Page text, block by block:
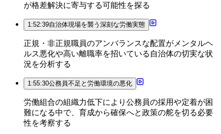
が格差解決に寄与する可能性を探る
1:52:39自治体現場を襲う深刻な労働実態
正規・非正規職員のアンバランスな配置がメンタルヘ
ルス悪化や高い離職率を招いている自治体の切実な状
況を分析する
1:55:30公務員不足と労働環境の悪化
労働組合の組織力低下により公務員の採用や定着が困
難になる中で、育成から確保へと政策の舵を切る必要
性を考察する